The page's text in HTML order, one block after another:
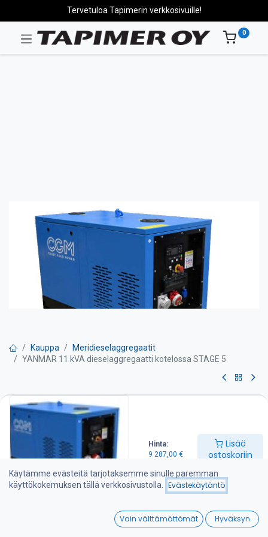
Hinta:
9 287,00 €
Lisää
ostoskoriin
Wishlist
Tervetuloa Tapimerin verkkosivuille!
0
Kauppa
Meridieselaggregaatit
YANMAR 11 kVA dieselaggregaatti kotelossa STAGE 5
YANMAR 11 kVA
dieselaggregaatti kotelossa
STAGE 5
Pyydä tarjous
Käytämme evästeitä tarjotaksemme sinulle paremman
käyttökokemuksen tällä verkkosivustolla.
Evästekäytäntö
Vain välttämättömät Hyväksyn